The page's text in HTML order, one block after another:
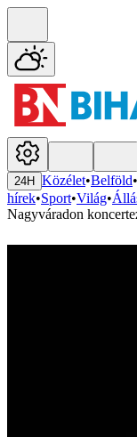
24H Közélet•Belföld•
hírek•Sport•Világ•
Nagyváradon